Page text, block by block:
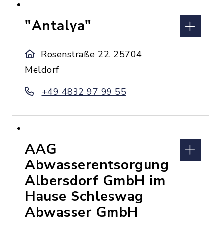
"Antalya"
Rosenstraße 22, 25704
Meldorf
+49 4832 97 99 55
AAG
Abwasserentsorgung
Albersdorf GmbH im
Hause Schleswag
Abwasser GmbH